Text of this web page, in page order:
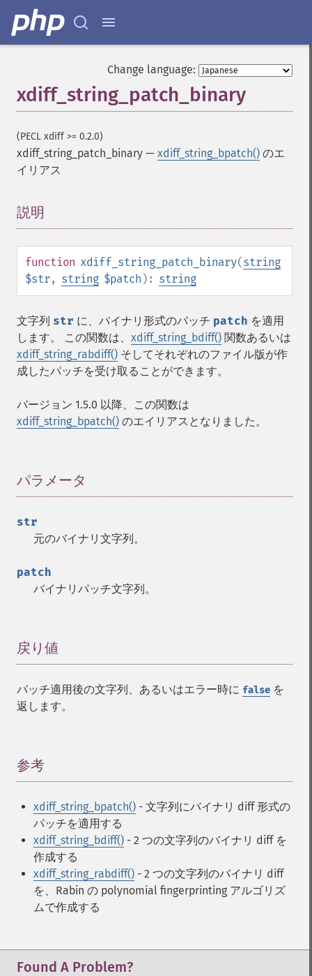
Change language:
xdiff_string_patch_binary
(PECL xdiff >= 0.2.0)
xdiff_string_patch_binary — xdiff_string_bpatch() のエ
イリアス
説明
function xdiff_string_patch_binary(string
$str, string $patch ): string
文字列 str に、バイナリ形式のパッチ patch を適用
します。 この関数は、 xdiff_string_bdiff() 関数あるいは
xdiff_string_rabdiff() そしてそれぞれのファイル版が作
成したパッチを受け取ることができます。
バージョン 1.5.0 以降、この関数は
xdiff_string_bpatch() のエイリアスとなりました。
パラメータ
str
元のバイナリ文字列。
patch
バイナリパッチ文字列。
戻り値
パッチ適用後の文字列、あるいはエラー時に false を
返します。
参考
xdiff_string_bpatch() - 文字列にバイナリ diff 形式の
パッチを適用する
xdiff_string_bdiff() - 2 つの文字列のバイナリ diff を
作成する
xdiff_string_rabdiff() - 2 つの文字列のバイナリ diff
を、Rabin の polynomial fingerprinting アルゴリズ
ムで作成する
Found A Problem?